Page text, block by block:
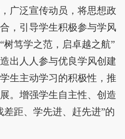
广泛宣传动员，将思想政
，引导学生积极参与学风
树笃学之范，启卓越之航”
出人人参与优良学风创建
生主动学习的积极性，推
。增强学生自主性、创造
距、学先进、赶先进”的